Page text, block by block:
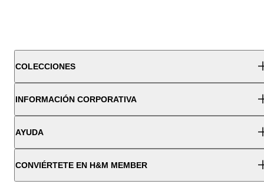
COLECCIONES
INFORMACIÓN CORPORATIVA
AYUDA
CONVIÉRTETE EN H&M MEMBER